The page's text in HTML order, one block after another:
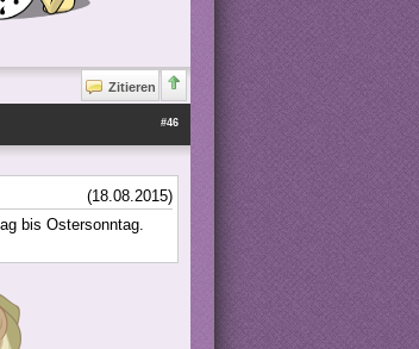
Zitieren
#46
(18.08.2015)
bis Ostersonntag.